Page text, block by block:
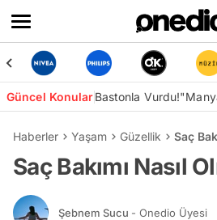
Güncel KonularBastonla Vurdu!
Haberler Yaşam Güzellik Saç
Saç Bakımı Nasıl
Şebnem Sucu - Onedio Üyesi